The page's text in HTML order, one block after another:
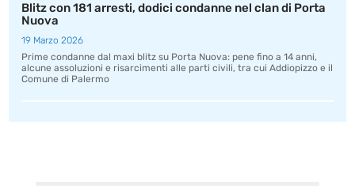
Blitz con 181 arresti, dodici condanne nel clan di Porta
Nuova
19 Marzo 2026
Prime condanne dal maxi blitz su Porta Nuova: pene fino a 14 anni,
alcune assoluzioni e risarcimenti alle parti civili, tra cui Addiopizzo e il
Comune di Palermo